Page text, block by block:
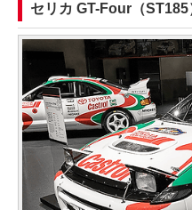
セリカ GT-Four（ST185